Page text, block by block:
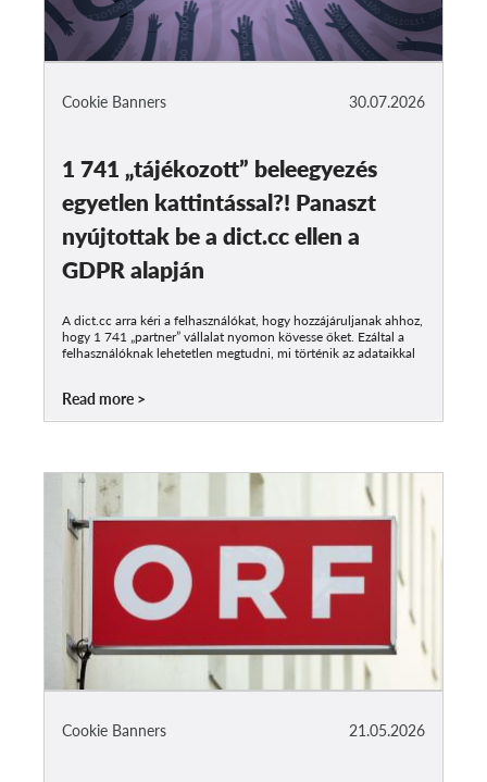
30.07.2026
Cookie Banners
1 741 „tájékozott” beleegyezés
egyetlen kattintással?! Panaszt
nyújtottak be a dict.cc ellen a
GDPR alapján
A dict.cc arra kéri a felhasználókat, hogy hozzájáruljanak ahhoz,
hogy 1 741 „partner” vállalat nyomon kövesse őket. Ezáltal a
felhasználóknak lehetetlen megtudni, mi történik az adataikkal
Read more
21.05.2026
Cookie Banners